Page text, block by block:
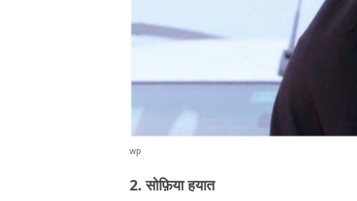
wp
2. सोफ़िया हयात